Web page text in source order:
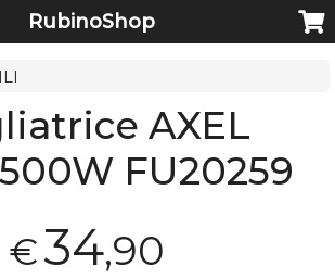
RubinoShop
AXEL
FU20259
€34,90